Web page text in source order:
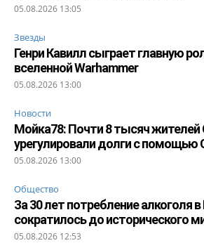
05.08.2026 13:05
Звезды
Генри Кавилл сыграет главную
вселенной Warhammer
05.08.2026 13:00
Новости
Мойка78: Почти 8 тысяч
урегулировали долги с помощью
05.08.2026 13:00
Общество
За 30 лет потребление алкоголя
сократилось до исторического
05.08.2026 12:53